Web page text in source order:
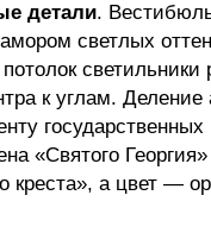
детали.
светлых
светильники
к углам. Деление
«Святого
креста», а цвет —